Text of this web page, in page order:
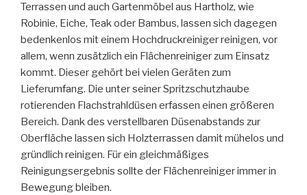
Terrassen und auch Gartenmöbel aus Hartholz, wie
Robinie, Eiche, Teak oder Bambus, lassen sich dagegen
bedenkenlos mit einem Hochdruckreiniger reinigen, vor
allem, wenn zusätzlich ein Flächenreiniger zum Einsatz
kommt. Dieser gehört bei vielen Geräten zum
Lieferumfang. Die unter seiner Spritzschutzhaube
rotierenden Flachstrahldüsen erfassen einen größeren
Bereich. Dank des verstellbaren Düsenabstands zur
Oberfläche lassen sich Holzterrassen damit mühelos und
gründlich reinigen. Für ein gleichmäßiges
Reinigungsergebnis sollte der Flächenreiniger immer in
Bewegung bleiben.